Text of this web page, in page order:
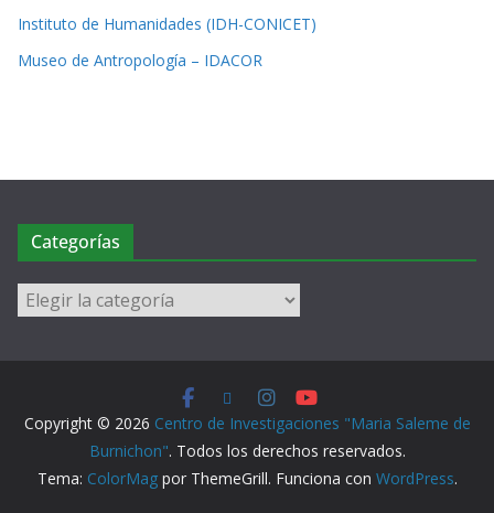
Instituto de Humanidades (IDH-CONICET)
Museo de Antropología – IDACOR
Categorías
Copyright © 2026 Centro de Investigaciones "Maria Saleme de
Burnichon". Todos los derechos reservados.
Tema: ColorMagpor ThemeGrill. Funciona con WordPress.